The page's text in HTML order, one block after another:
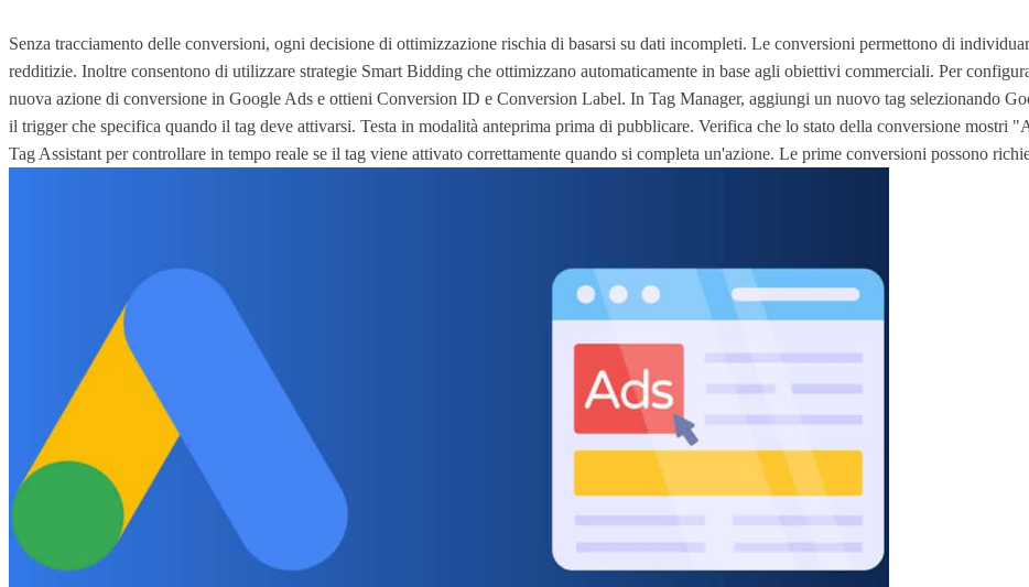
Senza tracciamento delle conversioni, ogni decisione di ottimizzazione rischia di basarsi su dati incompleti. Le conversioni permettono di
redditizie. Inoltre consentono di utilizzare strategie Smart Bidding che ottimizzano automaticamente in base agli obiettivi commerciali. Per
nuova azione di conversione in Google Ads e ottieni Conversion ID e Conversion Label. In Tag Manager, aggiungi un nuovo tag selezionando
il trigger che specifica quando il tag deve attivarsi. Testa in modalità anteprima prima di pubblicare. Verifica che lo stato della conversione
Tag Assistant per controllare in tempo reale se il tag viene attivato correttamente quando si completa un'azione. Le prime conversioni possono